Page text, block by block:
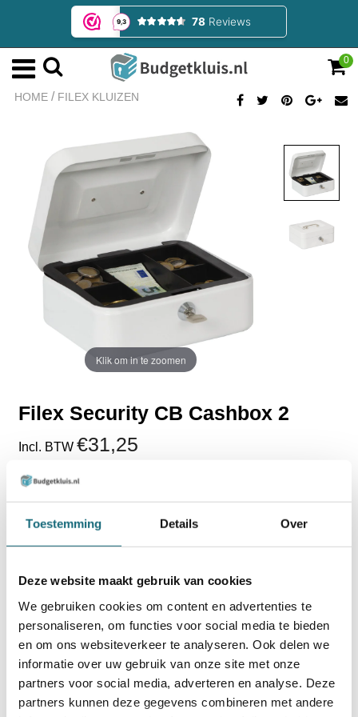
Toestemming Details Over
Deze website maakt gebruik van cookies
We gebruiken cookies om content en advertenties te
personaliseren, om functies voor social media te bieden
en om ons websiteverkeer te analyseren. Ook delen we
informatie over uw gebruik van onze site met onze
partners voor social media, adverteren en analyse. Deze
partners kunnen deze gegevens combineren met andere
0
HOME / FILEX KLUIZEN
Klik om in te zoomen
Filex Security CB Cashbox 2
Incl. BTW €31,25
Excl. BTW
Uit voorraad leverbaar
BESTELLEN OP REKENING
Op voorraad? Besteld voor 14:30 uur,
dezelfde werkdag
verstuurd!
Uw keuze zaltoevoegen aan het totaalbedrag